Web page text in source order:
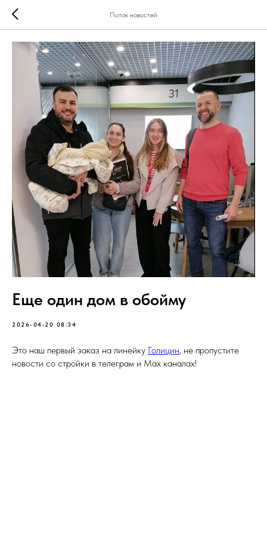
Поток новостей
Еще один дом в обойму
2026-04-20 08:34
Это наш первый заказ на линейку Голицин , не пропустите
новости со стройки в телеграм и Max каналах!